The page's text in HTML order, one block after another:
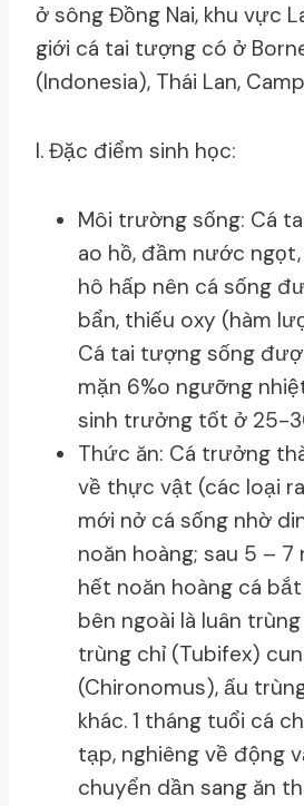
ở sông Đồng Nai, khu vực
giới cá tai tượng có ở
(Indonesia), Thái Lan,
I. Đặc điểm sinh học:
Môi trường sống: Cá
ao hồ, đầm nước
hô hấp nên cá sống
bẩn, thiếu oxy (hàm
Cá tai tượng sống
mặn 6%o ngưỡng
sinh trưởng tốt ở 25-
Thức ăn: Cá trưởng
về thực vật (các loại
mới nở cá sống nhờ
noăn hoàng; sau 5 –
hết noăn hoàng cá
bên ngoài là luân
trùng chỉ (Tubifex)
(Chironomus), ấu
khác. 1 tháng tuổi cá
tạp, nghiêng về động
chuyển dần sang ăn